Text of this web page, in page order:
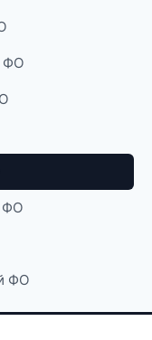
ФО
ФО
ФО